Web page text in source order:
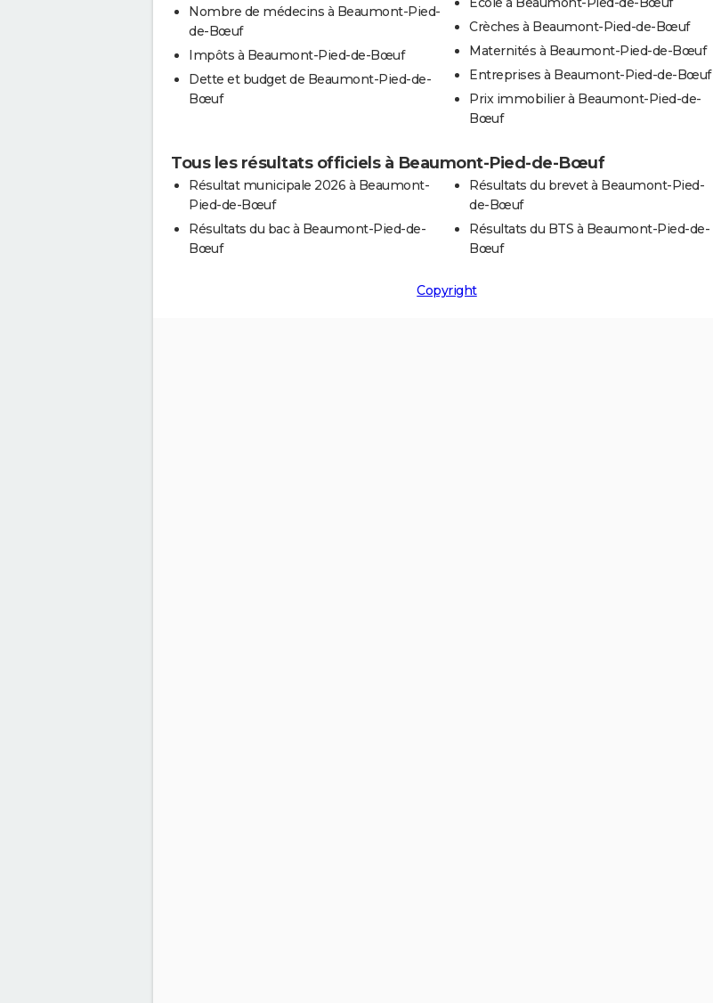
Nombre de médecins à Beaumont-Pied-
de-Bœuf
Impôts à Beaumont-Pied-de-Bœuf
Dette et budget de Beaumont-Pied-de-
Bœuf
Crèches à Beaumont-Pied-de-Bœuf
Maternités à Beaumont-Pied-de-Bœuf
Entreprises à Beaumont-Pied-de-Bœuf
Prix immobilier à Beaumont-Pied-de-
Bœuf
Tous les résultats officiels à Beaumont-Pied-de-Bœuf
Résultat municipale 2026 à Beaumont-
Pied-de-Bœuf
Résultats du bac à Beaumont-Pied-de-
Bœuf
Résultats du brevet à Beaumont-Pied-
de-Bœuf
Résultats du BTS à Beaumont-Pied-de-
Bœuf
Copyright